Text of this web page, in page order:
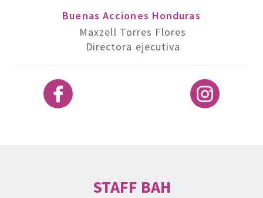
Buenas Acciones Honduras
Maxzell Torres Flores
Directora ejecutiva
STAFF BAH